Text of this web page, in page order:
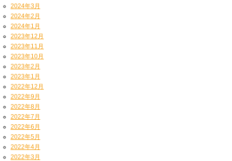
2024年3月
2024年2月
2024年1月
2023年12月
2023年11月
2023年10月
2023年2月
2023年1月
2022年12月
2022年9月
2022年8月
2022年7月
2022年6月
2022年5月
2022年4月
2022年3月